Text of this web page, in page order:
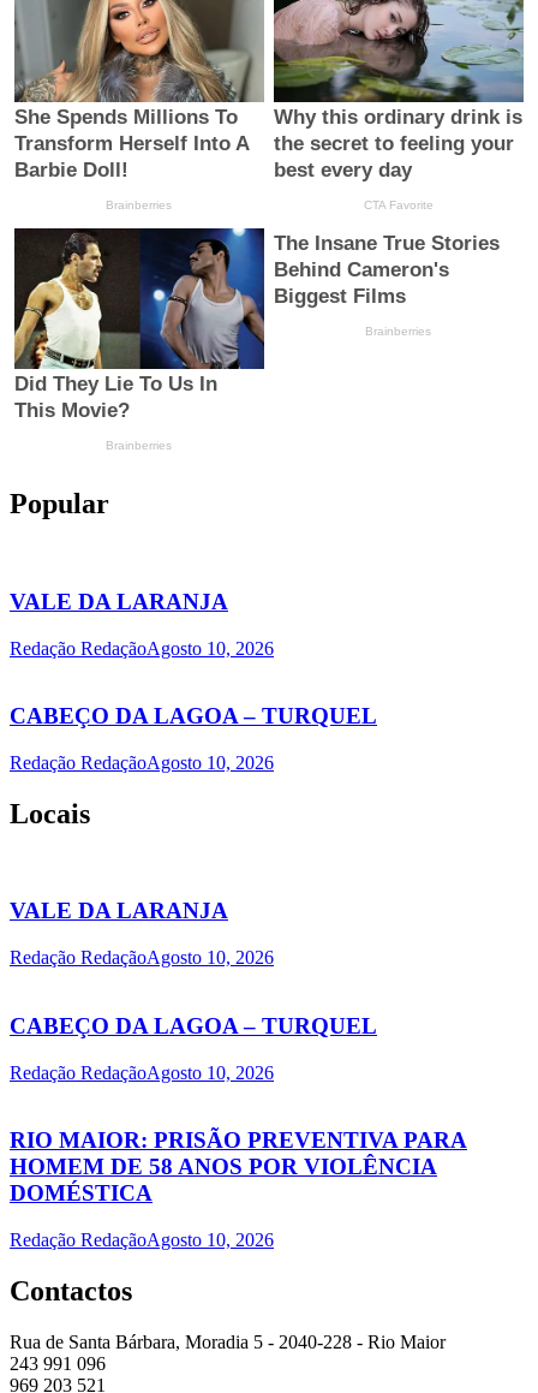
Popular
VALE DA LARANJA
Redação RedaçãoAgosto 10, 2026
CABEÇO DA LAGOA – TURQUEL
Redação RedaçãoAgosto 10, 2026
Locais
VALE DA LARANJA
Redação RedaçãoAgosto 10, 2026
CABEÇO DA LAGOA – TURQUEL
Redação RedaçãoAgosto 10, 2026
RIO MAIOR: PRISÃO PREVENTIVA PARA
HOMEM DE 58 ANOS POR VIOLÊNCIA
DOMÉSTICA
Redação RedaçãoAgosto 10, 2026
Contactos
Rua de Santa Bárbara, Moradia 5 - 2040-228 - Rio Maior
243 991 096
969 203 521